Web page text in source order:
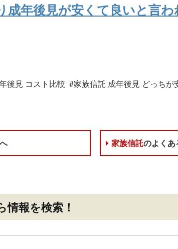
成年後見が安くて良いと言
後見 コスト比較 #家族信託 成年後見 どっちが
家族信託のよく
情報を検索！